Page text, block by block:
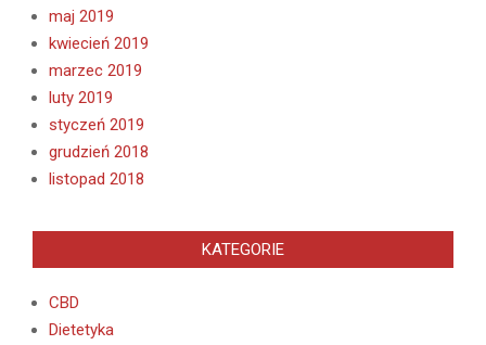
maj 2019
kwiecień 2019
marzec 2019
luty 2019
styczeń 2019
grudzień 2018
listopad 2018
KATEGORIE
CBD
Dietetyka